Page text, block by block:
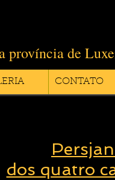
província de
CONTATO
dos quatro